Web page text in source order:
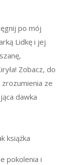
po mój
Lidkę i jej
Zobacz, do
ze
dawka
pokolenia i